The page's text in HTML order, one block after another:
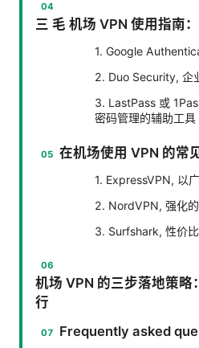
三 毛 机场 VPN 使用指南
1. Google
2. Duo Security, 企
3. LastPass 或
密码管理的辅助工具
在机场使用 VPN 的常
1. ExpressVPN, 以
2. NordVPN, 强化
3. Surfshark, 性价
机场 VPN 的三步落地策略
行
Frequently asked